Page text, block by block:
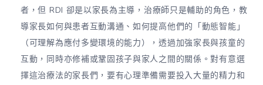
者，但 RDI 卻是以家長為主導，治療師只是輔助的角色，教
導家長如何與患者互動溝通、如何提高他們的「動態智能」
（可理解為應付多變環境的能力），透過加強家長與孩童的
互動，同時亦修補或鞏固孩子與家人之間的關係。對有意選
擇這治療法的家長們，要有心理準備需要投入大量的精力和